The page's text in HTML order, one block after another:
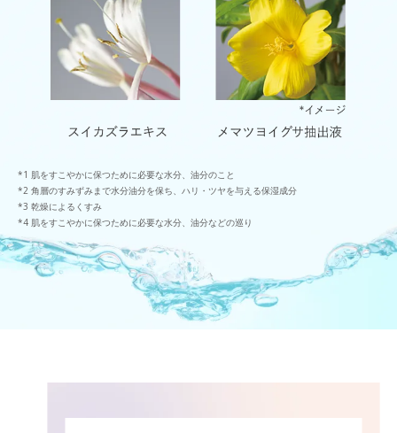
肌をすこやかに保つために必要な水分、油分のこと
角層のすみずみまで水分油分を保ち、ハリ・ツヤを与える保湿成分
乾燥によるくすみ
肌をすこやかに保つために必要な水分、油分などの巡り